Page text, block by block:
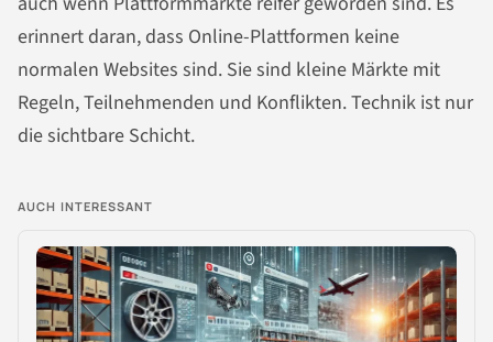
erinnert daran, dass Online-Plattformen keine
normalen Websites sind. Sie sind kleine Märkte mit
Regeln, Teilnehmenden und Konflikten. Technik ist nur
die sichtbare Schicht.
AUCH INTERESSANT